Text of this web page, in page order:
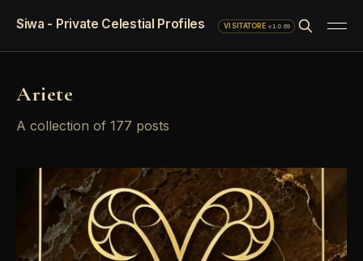
Siwa - Private Celestial Profiles VISITATORE·v1.0.69
Ariete
A collection of 177 posts